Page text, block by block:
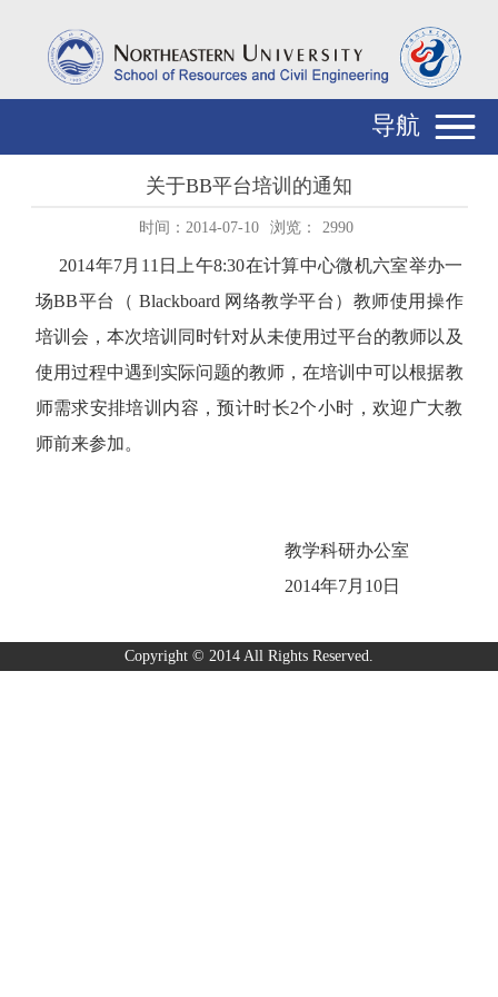
导航
关于BB平台培训的通知
时间：2014-07-10 浏览： 2990
2014年7月11日上午8:30在计算中心微机六室举办一
场BB平台（ Blackboard 网络教学平台 ）教师使用操作
培训会，本次培训同时针对从未使用过平台的教师以及
使用过程中遇到实际问题的教师，在培训中可以根据教
师需求安排培训内容，预计时长2个小时，欢迎广大教
师前来参加。
教学科研办公室
2014年7月10日
Copyright © 2014 All Rights Reserved.